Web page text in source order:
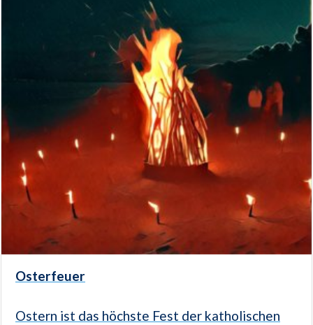
Osterfeuer
Ostern ist das höchste Fest der katholischen